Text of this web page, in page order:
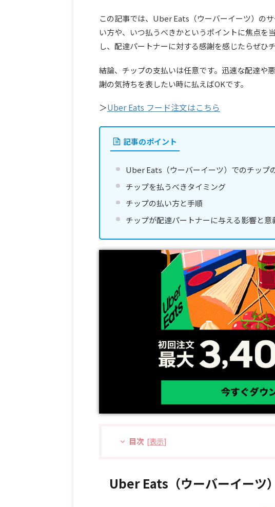
この記事では、Uber Eats（ウーバーイーツ）の
い方や、いつ払うべきかというポイントに焦点を
し、配達パートナーに対する感謝を感じたらぜひ
結論、チップの支払いは任意です。迅速な配達や
謝の気持ちを表したい時に払えばOKです。
＞Uber Eats フード注文はこちら
記事のポイント
Uber Eats（ウーバーイーツ）でのチップ
チップを払うべきタイミング
チップの払い方と手順
チップが配達パートナーに与える影響と意
目次 [表示]
Uber Eats（ウーバーイーツ